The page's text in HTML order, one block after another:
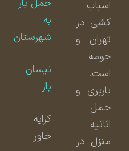
اسباب
کشی در
تهران و
حومه
است.
باربری و
حمل
اثاثیه
منزل در
حمل بار
شهرستان
نیسان